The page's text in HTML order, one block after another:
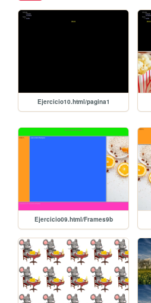
Ejercicio10.html/pagina1
Ejercicio09.html/Frames9b